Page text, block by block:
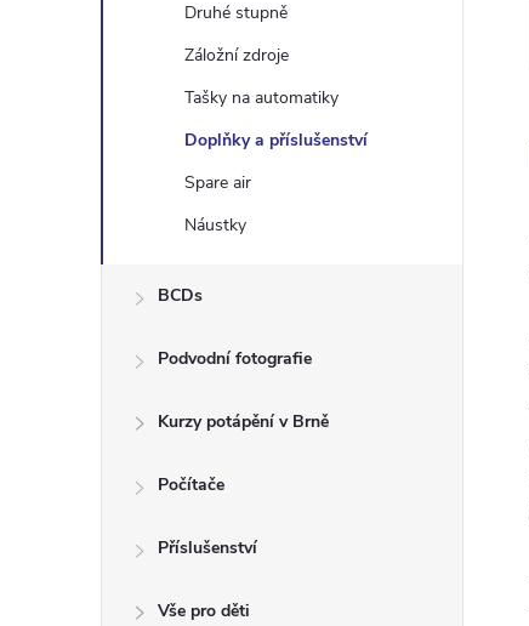
Druhé stupně
Záložní zdroje
Tašky na automatiky
Doplňky a příslušenství
Spare air
Náustky
BCDs
Podvodní fotografie
Kurzy potápění v Brně
Počítače
Příslušenství
Vše pro děti